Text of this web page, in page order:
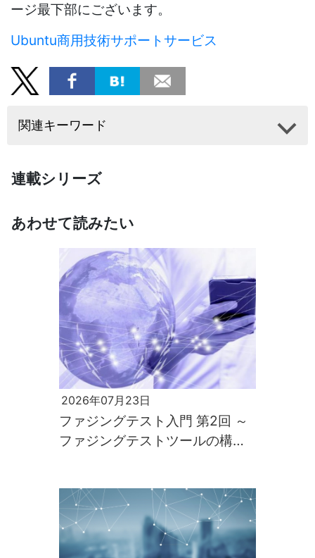
ージ最下部にございます。
Ubuntu商用技術サポートサービス
関連キーワード
連載シリーズ
あわせて読みたい
2026年07月23日
ファジングテスト入門 第2回 ～
ファジングテストツールの構築